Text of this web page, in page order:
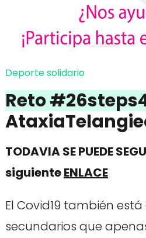
Deporte solidario
Reto
TODAVIA SE PUEDE
siguienteENLACE
El Covid19 también
secundarios que